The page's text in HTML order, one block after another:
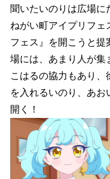
聞いたいのりは広場に
ねがい町アイプリフェ
フェス』を開こうと提
場には、あまり人が集
こはるの協力もあり
を入れるいのり、あ
開く！